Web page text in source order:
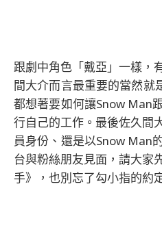
跟劇中角色「戴亞」一樣，
間大介而言最重要的當然就
都想著要如何讓Snow Man
行自己的工作。最後佐久間
員身份、還是以Snow Man
台與粉絲朋友見面，請大家
手》，也別忘了勾小指的約